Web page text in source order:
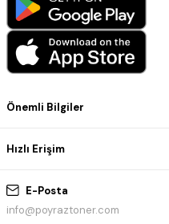
E-Posta
info@poyraztoner.com
Önemli Bilgiler
Hızlı Erişim